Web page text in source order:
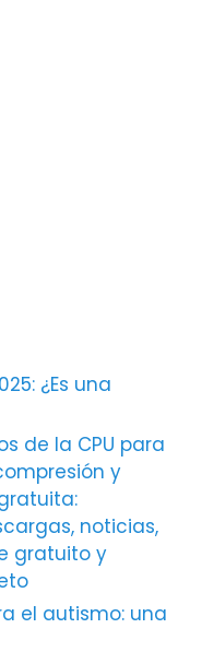
¿Es una
de la CPU para
y
noticias,
gratuito y
el autismo: una